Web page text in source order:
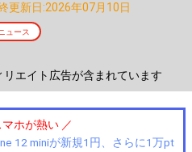
更新日:2026年07月10日
ュース
エイト広告が含まれています
ホが熱い ／
12 miniが新規1円、さらに1万pt